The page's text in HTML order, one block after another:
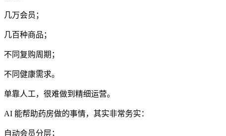
几万会员；
几百种商品；
不同复购周期；
不同健康需求。
单靠人工，很难做到精细运营。
AI 能帮助药房做的事情，其实非常务实：
自动会员分层；